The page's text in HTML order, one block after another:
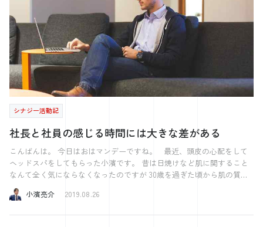
のか”を見極めていく… ぜひ試してみてください！
ね！蒸し暑くなるかもしれんのでお互い気をつけましょう〜。」 なん
てやりとりも。 他にも、たくさんの「お疲れ様。」「ありがとう。」
をいただいたり、シャトルバスから小さな子どもが手を振ってくれた
り、心あたたまるひと時を、なんども感じました。 祭りは、ビンゴ大
会や各団体のダンスパフォーマンス、大抽選会などほとんど予定通りに
進行され、気づけば雨も止みました。 クライマックスに待ち構えてい
た花火も、無事打ち上げられました。 仕事中だったので写真こそ撮れ
ませんでしたが、打ち上げ場所は会場とも近かったので、花火を振動か
ら体感することができました。 「リアカー無きケー村、動力借ろうと
するもくれない馬力」なんて考えていたのは、頭の中にしまっておきま
す。（炎色反応です。） 警備員として1日を過ごして、本当に多くの
方に声をかけていただきました。 こちらからも一声掛ける気遣い、何
気なくさり気ない挨拶が、些細なことではあっても重要なことではない
かと思い、心掛けていました。 西条夏祭りの警備で、弊社警備事業部
の会社名が「シナジーコミュニケーションズ」であることを実感する1
シナジー活動記
社長と社員の感じる時間には大きな差がある
こんばんは。 今日はおはマンデーですね。 最近、頭皮の心配をして
ヘッドスパをしてもらった小濱です。 昔は日焼けなど肌に関すること
なんて全く気にならなくなったのですが 30歳を過ぎた頃から肌の質に
ついて気になり始めました。 化粧水や乳液を使ってちゃんとケアをし
ているのです。 何かあったわけではありませんが、若さをちょっとで
小濱亮介 2019.08.26